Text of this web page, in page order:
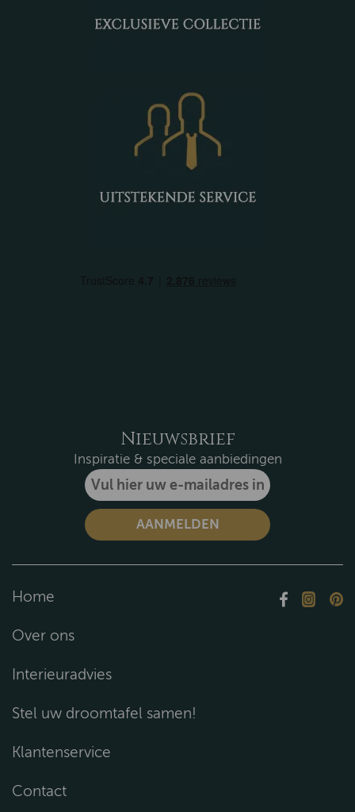
Nieuwsbrief
Inspiratie & speciale aanbiedingen
Home
Over ons
Interieuradvies
Stel uw droomtafel samen!
Klantenservice
Contact